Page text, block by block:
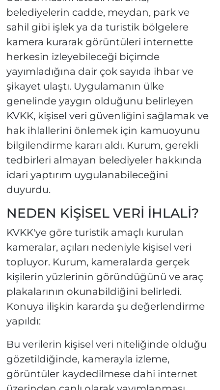
belediyelerin cadde, meydan, park ve
sahil gibi işlek ya da turistik bölgelere
kamera kurarak görüntüleri internette
herkesin izleyebileceği biçimde
yayımladığına dair çok sayıda ihbar ve
şikayet ulaştı. Uygulamanın ülke
genelinde yaygın olduğunu belirleyen
KVKK, kişisel veri güvenliğini sağlamak ve
hak ihlallerini önlemek için kamuoyunu
bilgilendirme kararı aldı. Kurum, gerekli
tedbirleri almayan belediyeler hakkında
idari yaptırım uygulanabileceğini
duyurdu.
NEDEN KİŞİSEL VERİ İHLALİ?
KVKK'ye göre turistik amaçlı kurulan
kameralar, açıları nedeniyle kişisel veri
topluyor. Kurum, kameralarda gerçek
kişilerin yüzlerinin göründüğünü ve araç
plakalarının okunabildiğini belirledi.
Konuya ilişkin kararda şu değerlendirme
yapıldı:
Bu verilerin kişisel veri niteliğinde olduğu
gözetildiğinde, kamerayla izleme,
görüntüler kaydedilmese dahi internet